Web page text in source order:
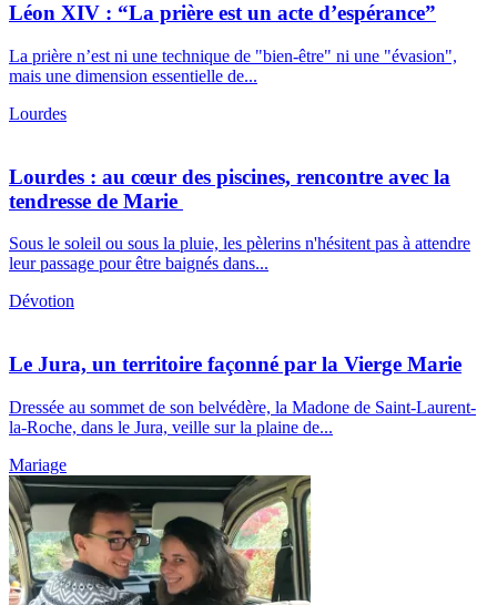
Léon XIV : “La prière est un acte d’espérance”
La prière n’est ni une technique de "bien-être" ni une "évasion",
mais une dimension essentielle de...
Lourdes
Lourdes : au cœur des piscines, rencontre avec la
tendresse de Marie
Sous le soleil ou sous la pluie, les pèlerins n'hésitent pas à attendre
leur passage pour être baignés dans...
Dévotion
Le Jura, un territoire façonné par la Vierge Marie
Dressée au sommet de son belvédère, la Madone de Saint-Laurent-
la-Roche, dans le Jura, veille sur la plaine de...
Mariage